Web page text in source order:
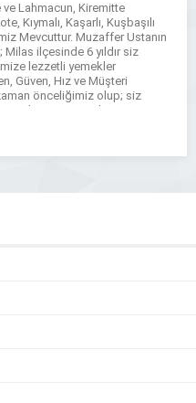
Lahmacun, Kiremitte
Kıymalı, Kaşarlı, Kuşbaşılı
Mevcuttur. Muzaffer Ustanın
Milas ilçesinde 6 yıldır siz
lezzetli yemekler
Güven, Hız ve Müşteri
önceliğimiz olup; siz
hizmet vermekten gurur